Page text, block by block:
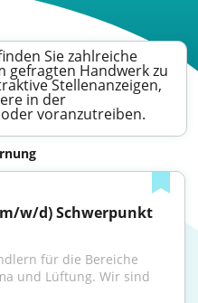
Sie zahlreiche
gefragten Handwerk zu
Stellenanzeigen,
in der
voranzutreiben.
und Lüftung. Wir sind